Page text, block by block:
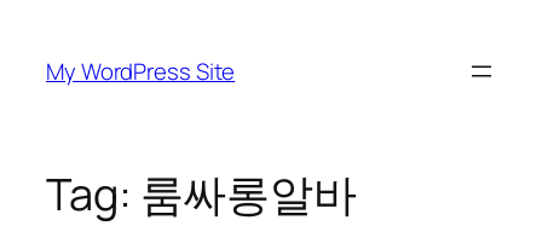
content
My WordPress Site
Tag: 룸싸롱알바